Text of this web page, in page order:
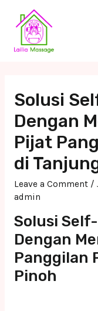
content
Solusi
Dengan
Pijat
di
Leave a Comment /
admin
Solusi
Dengan
Panggilan
Pinoh